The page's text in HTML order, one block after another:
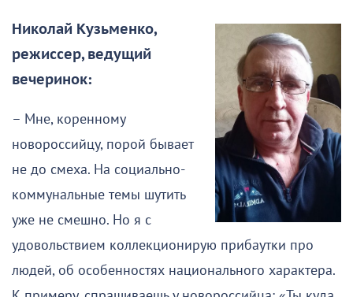
Николай Кузьменко,
режиссер, ведущий
вечеринок:
– Мне, коренному
новороссийцу, порой бывает
не до смеха. На социально-
коммунальные темы шутить
уже не смешно. Но я с
удовольствием коллекционирую прибаутки про
людей, об особенностях национального характера.